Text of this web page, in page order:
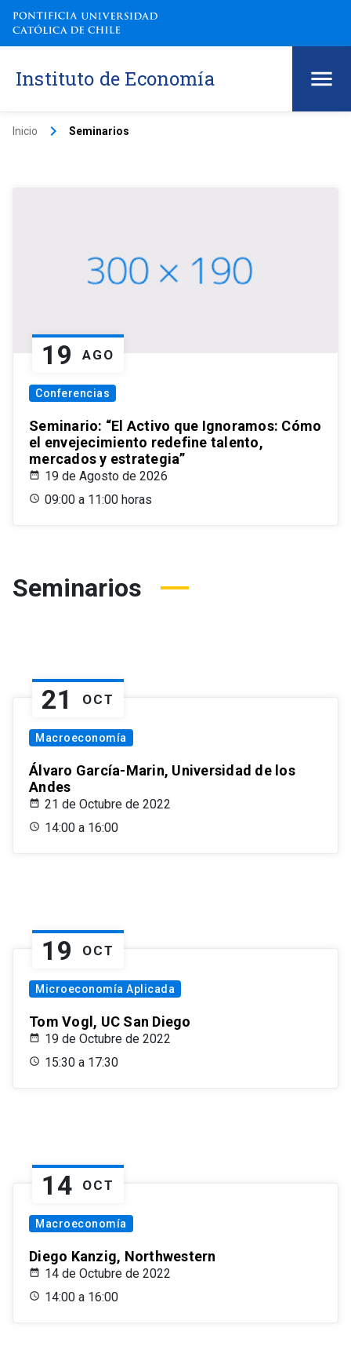
Instituto de Economía
Inicio keyboard_arrow_right Seminarios
19 AGO
Conferencias
Seminario: “El Activo que Ignoramos: Cómo
el envejecimiento redefine talento,
mercados y estrategia”
19 de Agosto de 2026
09:00 a 11:00 horas
Seminarios
21 OCT
Macroeconomía
Álvaro García-Marin, Universidad de los
Andes
21 de Octubre de 2022
14:00 a 16:00
19 OCT
Microeconomía Aplicada
Tom Vogl, UC San Diego
19 de Octubre de 2022
15:30 a 17:30
14 OCT
Macroeconomía
Diego Kanzig, Northwestern
14 de Octubre de 2022
14:00 a 16:00